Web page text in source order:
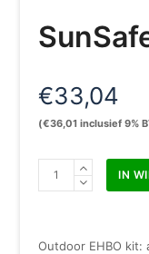
€33,04
(€36,01 inclusief 9%
SunSafe
Outdoor
IN
Outdoor EHBO kit: